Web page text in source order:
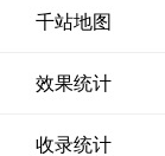
千站地图
效果统计
收录统计